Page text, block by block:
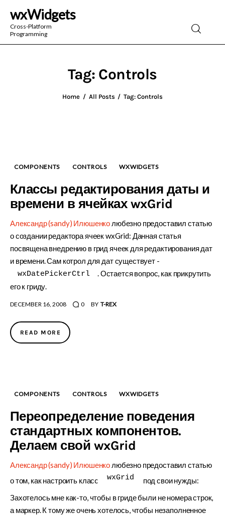
wxWidgets
Cross-Platform
Programming
Tag: Controls
Home All Posts Tag: Controls
wxWidgets
Cross-Platform Programming
COMPONENTS CONTROLS WXWIDGETS
Классы редактирования даты и
времени в ячейках wxGrid
Александр (sandy) Илюшенко любезно предоставил статью
о создании редактора ячеек wxGrid: Данная статья
посвящена внедрению в грид ячеек для редактирования дат
и времени. Сам котрол для дат существует -
wxDatePickerCtrl
. Остается вопрос, как прикрутить
его к гриду.
DECEMBER 16, 2008 0 BY T-REX
READ MORE
COMPONENTS CONTROLS WXWIDGETS
Переопределение поведения
стандартных компонентов.
Делаем свой wxGrid
Александр (sandy) Илюшенко любезно предоставил статью
о том, как настроить класc
wxGrid
под свои нужды:
Захотелось мне как-то, чтобы в гриде были не номера строк,
а маркер. К тому же очень хотелось, чтобы незаполненное